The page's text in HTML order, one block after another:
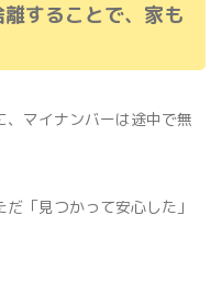
することで、家も
マイナンバーは途中で無
「見つかって安心した」